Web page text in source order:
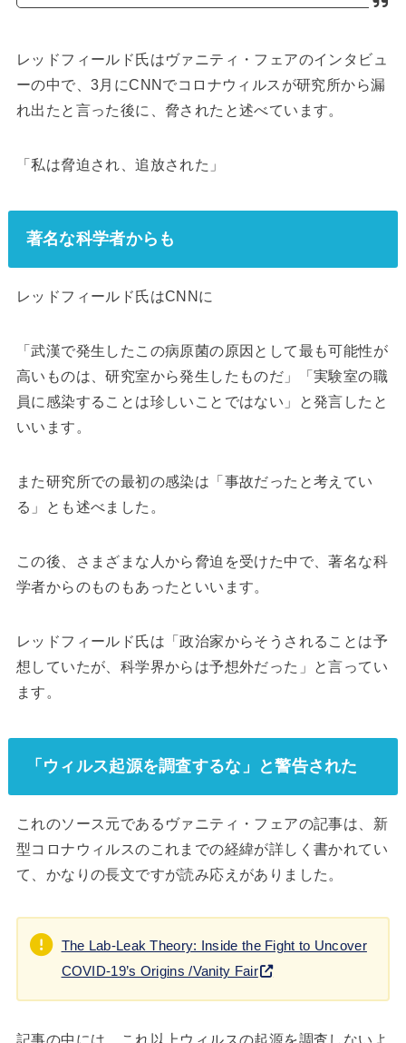
レッドフィールド氏はヴァニティ・フェアのインタビュ
ーの中で、3月にCNNでコロナウィルスが研究所から漏
れ出たと言った後に、脅されたと述べています。
「私は脅迫され、追放された」
著名な科学者からも
レッドフィールド氏はCNNに
「武漢で発生したこの病原菌の原因として最も可能性が
高いものは、研究室から発生したものだ」「実験室の職
員に感染することは珍しいことではない」と発言したと
いいます。
また研究所での最初の感染は「事故だったと考えてい
る」とも述べました。
この後、さまざまな人から脅迫を受けた中で、著名な科
学者からのものもあったといいます。
レッドフィールド氏は「政治家からそうされることは予
想していたが、科学界からは予想外だった」と言ってい
ます。
「ウィルス起源を調査するな」と警告された
これのソース元であるヴァニティ・フェアの記事は、新
型コロナウィルスのこれまでの経緯が詳しく書かれてい
て、かなりの長文ですが読み応えがありました。
The Lab-Leak Theory: Inside the Fight to Uncover
COVID-19’s Origins /Vanity Fair